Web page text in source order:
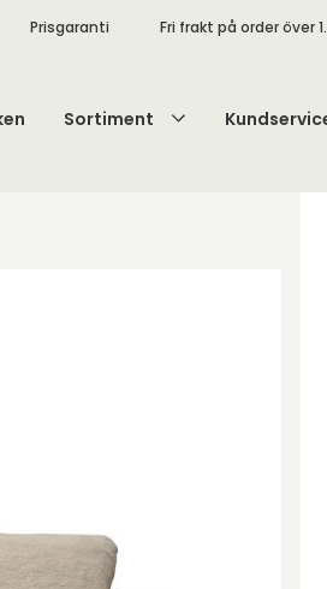
Prisgaranti Fri frakt på order över
Sortiment